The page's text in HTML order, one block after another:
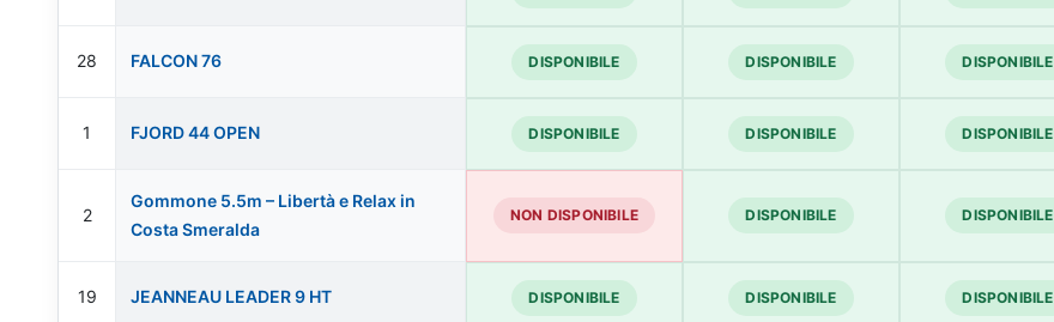
28 FALCON 76 DISPONIBILE DISPONIBILE DISPONIBILE
1 FJORD 44 OPEN DISPONIBILE DISPONIBILE DISPONIBILE
2
Gommone 5.5m – Libertà e Relax in
Costa Smeralda
NON DISPONIBILE DISPONIBILE DISPONIBILE
19 JEANNEAU LEADER 9 HT DISPONIBILE DISPONIBILE DISPONIBILE